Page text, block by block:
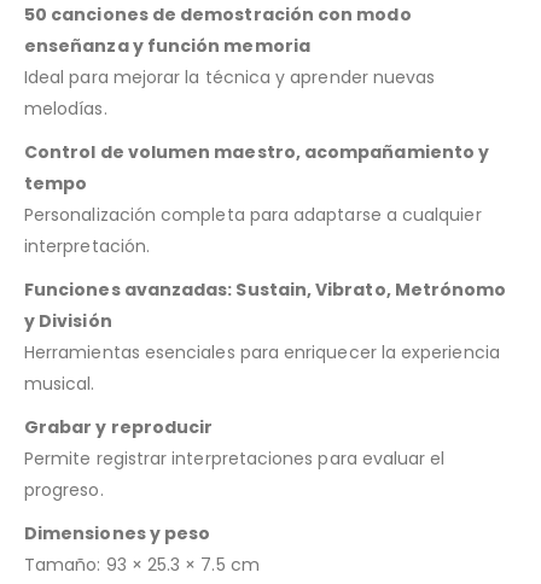
50 canciones de demostración con modo
enseñanza y función memoria
Ideal para mejorar la técnica y aprender nuevas
melodías.
Control de volumen maestro, acompañamiento y
tempo
Personalización completa para adaptarse a cualquier
interpretación.
Funciones avanzadas: Sustain, Vibrato, Metrónomo
y División
Herramientas esenciales para enriquecer la experiencia
musical.
Grabar y reproducir
Permite registrar interpretaciones para evaluar el
progreso.
Dimensiones y peso
Tamaño: 93 × 25.3 × 7.5 cm